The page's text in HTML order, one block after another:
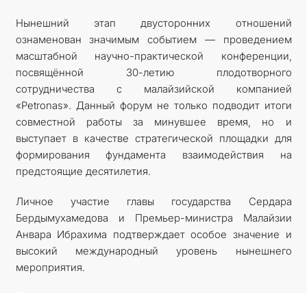
Нынешний этап двусторонних отношений
ознаменован значимым событием — проведением
масштабной научно-практической конференции,
посвящённой 30-летию плодотворного
сотрудничества с малайзийской компанией
«Petronas». Данный форум не только подводит итоги
совместной работы за минувшее время, но и
выступает в качестве стратегической площадки для
формирования фундамента взаимодействия на
предстоящие десятилетия.
Личное участие главы государства Сердара
Бердымухамедова и Премьер-министра Малайзии
Анвара Ибрахима подтверждает особое значение и
высокий международный уровень нынешнего
мероприятия.